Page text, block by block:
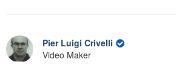
Pier Luigi Crivelli
Video Maker